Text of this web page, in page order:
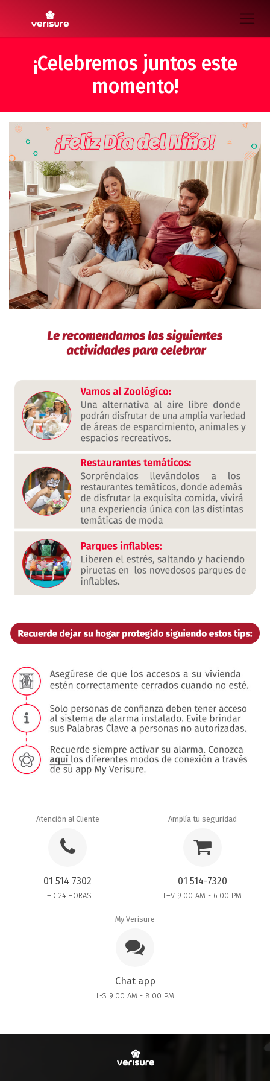
¡Celebremos juntos este
momento!
Atención al Cliente
01 514 7302
L–D 24 HORAS
Amplía tu seguridad
01 514-7320
L–V 9:00 AM - 6:00 PM
My Verisure
Chat app
L-S 9:00 AM - 8:00 PM